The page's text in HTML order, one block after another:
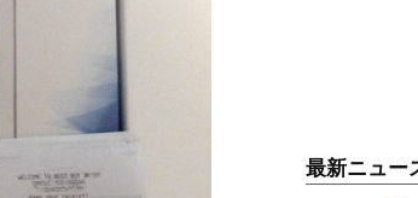
最新ニュー